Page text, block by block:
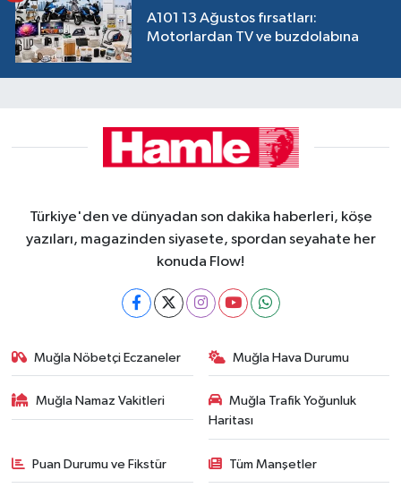
A101 13 Ağustos fırsatları:
Motorlardan TV ve buzdolabına
Türkiye'den ve dünyadan son dakika haberleri, köşe
yazıları, magazinden siyasete, spordan seyahate her
konuda Flow!
Muğla Nöbetçi Eczaneler Muğla Hava Durumu
Muğla Namaz Vakitleri
Muğla Trafik Yoğunluk
Haritası
Puan Durumu ve Fikstür Tüm Manşetler